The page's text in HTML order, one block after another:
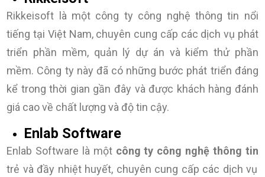
Rikkeisoft là một công ty công nghệ thông tin nổi
tiếng tại Việt Nam, chuyên cung cấp các dịch vụ phát
triển phần mềm, quản lý dự án và kiểm thử phần
mềm. Công ty này đã có những bước phát triển đáng
kể trong thời gian gần đây và được khách hàng đánh
giá cao về chất lượng và độ tin cậy.
Enlab Software
Enlab Software là một công ty công nghệ thông tin
trẻ và đầy nhiệt huyết, chuyên cung cấp các dịch vụ